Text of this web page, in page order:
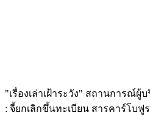
"เรื่องเล่าเฝ้าระวัง" สถานการณ์ผู้
: จี้ยกเลิกขึ้นทะเบียน สารคาร์โบฟู